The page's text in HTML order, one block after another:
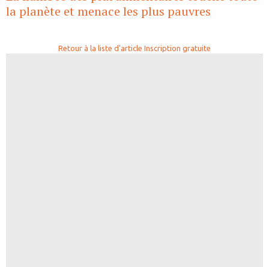
la planète et menace les plus pauvres
Retour à la liste d'article Inscription gratuite